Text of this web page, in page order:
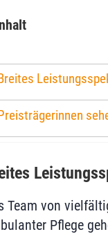
Team von
Pflege